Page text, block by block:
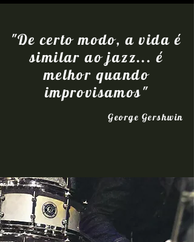
"De certo modo, a vida é
similar ao jazz... é
melhor quando
improvisamos"
George Gershwin